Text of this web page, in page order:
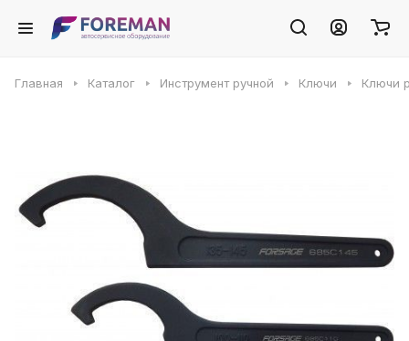
Главная Каталог Инструмент ручной Ключи Ключи